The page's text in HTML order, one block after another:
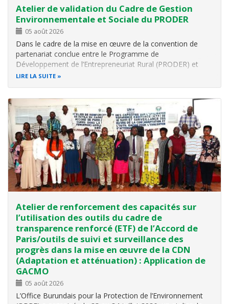
Atelier de validation du Cadre de Gestion
Environnementale et Sociale du PRODER
05 août 2026
Dans le cadre de la mise en œuvre de la convention de
partenariat conclue entre le Programme de
Développement de l’Entrepreneuriat Rural (PRODER) et
l’Office Burundais pour la Protection de l’Environnement
LIRE LA SUITE
Atelier de renforcement des capacités sur
l’utilisation des outils du cadre de
transparence renforcé (ETF) de l’Accord de
Paris/outils de suivi et surveillance des
progrès dans la mise en œuvre de la CDN
(Adaptation et atténuation) : Application de
GACMO
05 août 2026
L’Office Burundais pour la Protection de l’Environnement